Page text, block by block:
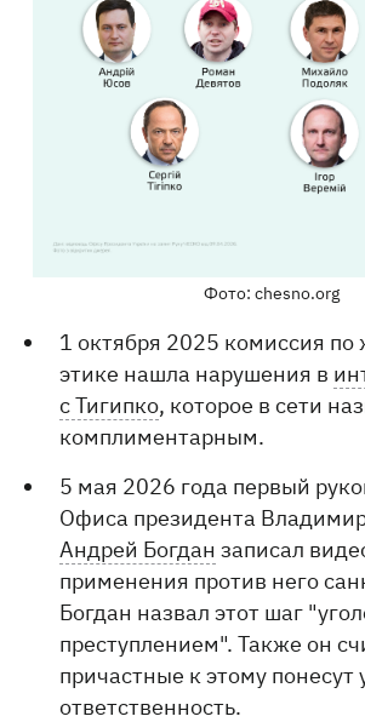
Фото: chesno.org
1 октября 2025 комиссия по
этике нашла нарушения в
с Тигипко, которое в сети
комплиментарным.
5 мая 2026 года первый
Офиса президента
Андрей Богдан записал
применения против него
Богдан назвал этот шаг
преступлением". Также он
причастные к этому понесут
ответственность.